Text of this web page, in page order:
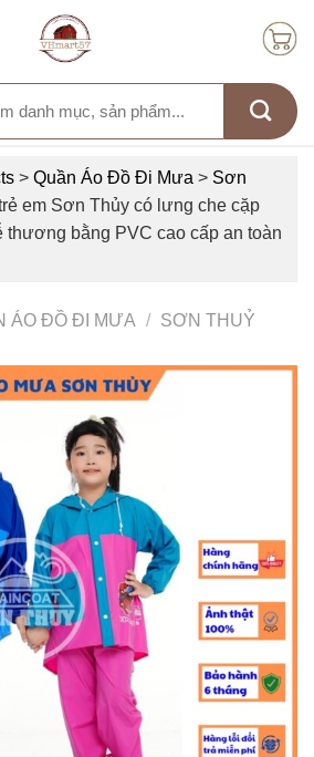
> Quần Áo Đồ Đi Mưa > Sơn
em Sơn Thủy có lưng che cặp
thương bằng PVC cao cấp an toàn
ÁO ĐỒ ĐI MƯA / SƠN THUỶ